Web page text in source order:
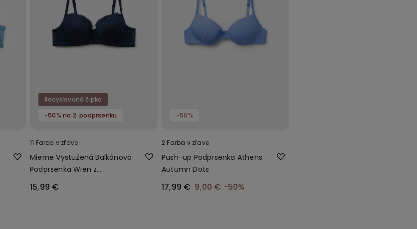
Recyklovaná čipka
-50% na 2. podprsenku
11 Farba v zľave
Mierne Vystužená Balkónová
Podprsenka Wien z
15,99 €
-50%
2 Farba v zľave
Push-up Podprsenka Athens
Autumn Dots
17,99 € 9,00 € -50%